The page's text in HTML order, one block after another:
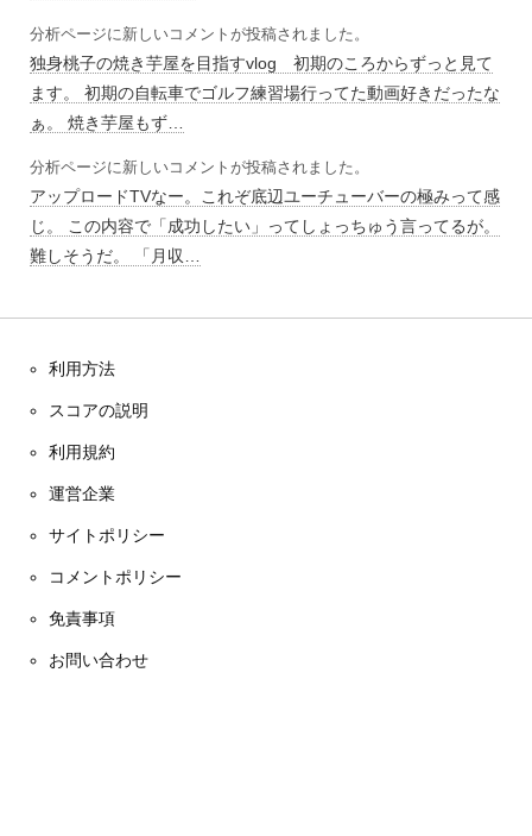
分析ページに新しいコメントが投稿されました。
独身桃子の焼き芋屋を目指すvlog 初期のころからずっと見て
ます。 初期の自転車でゴルフ練習場行ってた動画好きだったな
ぁ。 焼き芋屋もず…
分析ページに新しいコメントが投稿されました。
アップロードTVなー。これぞ底辺ユーチューバーの極みって感
じ。 この内容で「成功したい」ってしょっちゅう言ってるが。
難しそうだ。 「月収…
利用方法
スコアの説明
利用規約
運営企業
サイトポリシー
コメントポリシー
免責事項
お問い合わせ